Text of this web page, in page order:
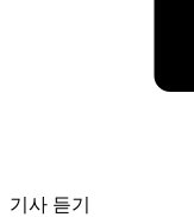
기사 듣기